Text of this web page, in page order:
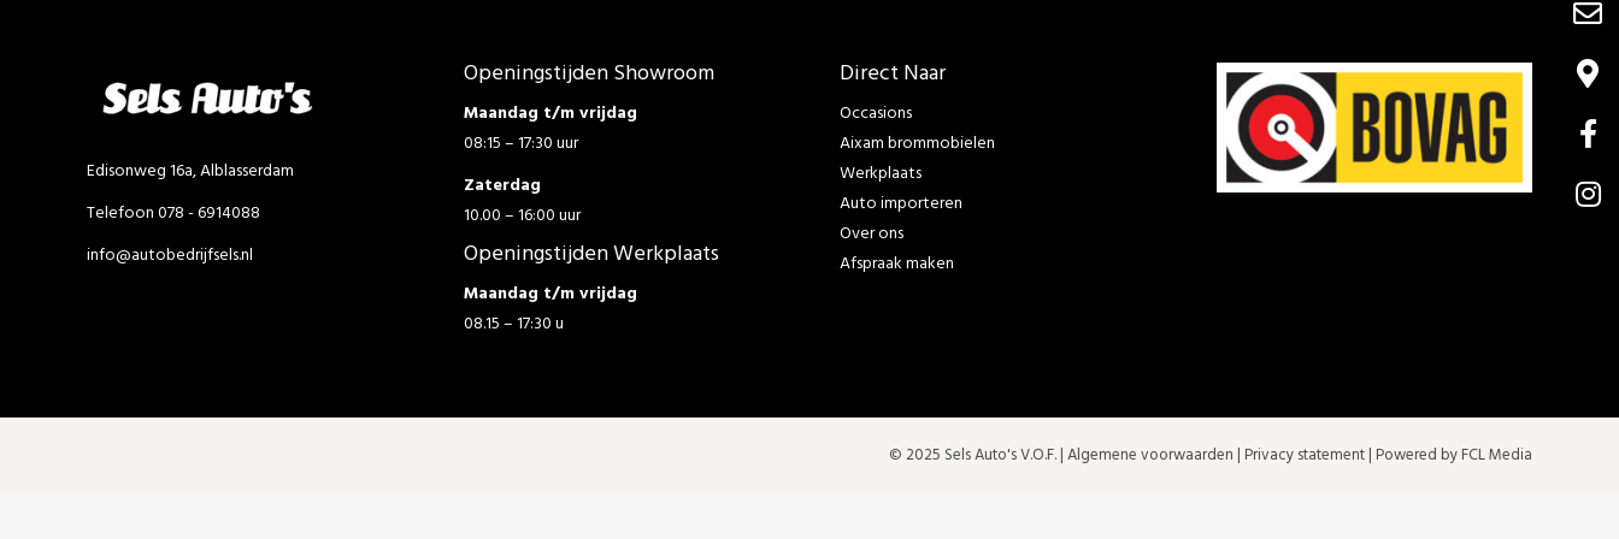
Edisonweg 16a, Alblasserdam
Telefoon 078 - 6914088
info@autobedrijfsels.nl
Openingstijden Showroom
Maandag t/m vrijdag
08:15 – 17:30 uur
Zaterdag
10.00 – 16:00 uur
Openingstijden Werkplaats
Maandag t/m vrijdag
08.15 – 17:30 u
Direct Naar
Occasions
Aixam brommobielen
Werkplaats
Auto importeren
Over ons
Afspraak maken
© 2025 Sels Auto's V.O.F. |Algemene voorwaarden | Privacy statement| Powered by FCL Media